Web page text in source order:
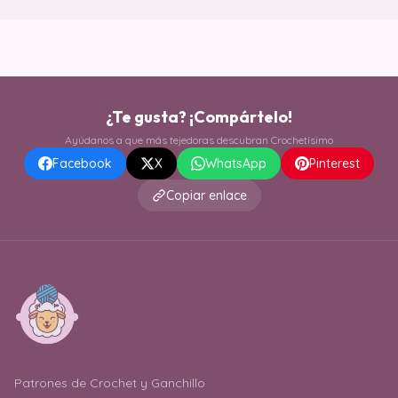
¿Te gusta? ¡Compártelo!
Ayúdanos a que más tejedoras descubran Crochetísimo
Facebook X WhatsApp
Pinterest
Copiar enlace
Patrones de Crochet y Ganchillo